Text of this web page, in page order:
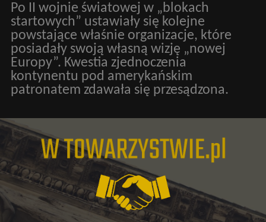
Po II wojnie światowej w „blokach
startowych” ustawiały się kolejne
powstające właśnie organizacje, które
posiadały swoją własną wizję „nowej
Europy”. Kwestia zjednoczenia
kontynentu pod amerykańskim
patronatem zdawała się przesądzona.